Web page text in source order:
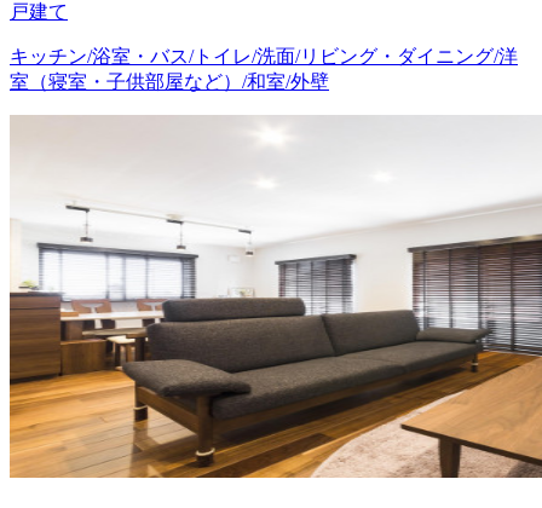
戸建て
キッチン/浴室・バス/トイレ/洗面/リビング・ダイニング/洋
室（寝室・子供部屋など）/和室/外壁